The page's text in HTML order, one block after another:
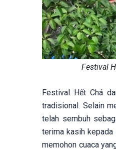
Festival
Festival Hết Chá
tradisional. Selain
telah sembuh
terima kasih kepada
memohon cuaca